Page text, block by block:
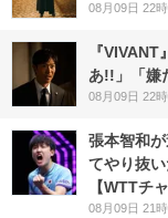
08月09日 22
『
あ!!」「嫌
08月09日 22
張本智和
てやり抜
【WTTチ
08月09日 21